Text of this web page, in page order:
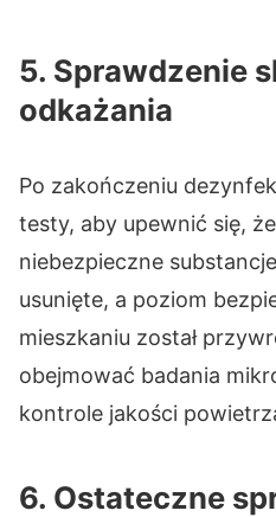
5. Sprawdzenie
odkażania
Po zakończeniu
testy, aby upewnić się,
niebezpieczne
usunięte, a poziom
mieszkaniu został
obejmować badania
kontrole jakości
6. Ostateczne